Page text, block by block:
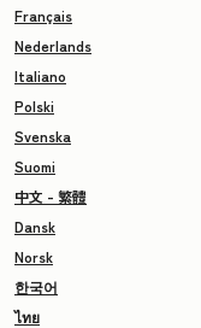
Français
Nederlands
Italiano
Polski
Svenska
Suomi
中文 - 繁體
Dansk
Norsk
한국어
ไทย